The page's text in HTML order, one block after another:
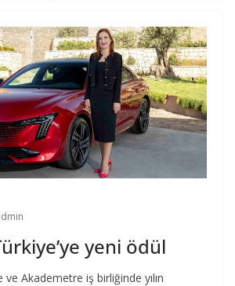
yeni ödül
Akademetre iş birliğinde yılın